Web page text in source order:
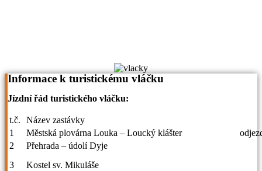
Informace k turistickému vláčku
Jízdní řád turistického vláčku:
t.č.
Název zastávky
1
Městská plovárna Louka – Loucký klášter
2
Přehrada – údolí Dyje
3
Kostel sv. Mikuláše